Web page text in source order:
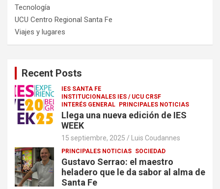
Tecnología
UCU Centro Regional Santa Fe
Viajes y lugares
Recent Posts
IES SANTA FE
INSTITUCIONALES IES / UCU CRSF
INTERÉS GENERAL PRINCIPALES NOTICIAS
Llega una nueva edición de IES
WEEK
15 septiembre, 2025 Luis Coudannes
PRINCIPALES NOTICIAS SOCIEDAD
Gustavo Serrao: el maestro
heladero que le da sabor al alma de
Santa Fe